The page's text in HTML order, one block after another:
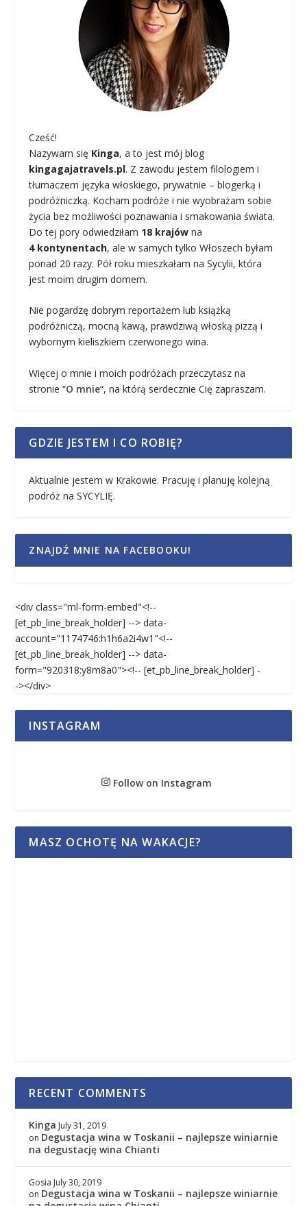
Cześć!
Nazywam się Kinga, a to jest mój blog
kingagajatravels.pl. Z zawodu jestem filologiem i
tłumaczem języka włoskiego, prywatnie – blogerką i
podróżniczką. Kocham podróże i nie wyobrażam sobie
życia bez możliwości poznawania i smakowania świata.
Do tej pory odwiedziłam 18 krajów na
4 kontynentach, ale w samych tylko Włoszech byłam
ponad 20 razy. Pół roku mieszkałam na Sycylii, która
jest moim drugim domem.
Nie pogardzę dobrym reportażem lub książką
podróżniczą, mocną kawą, prawdziwą włoską pizzą i
wybornym kieliszkiem czerwonego wina.
Więcej o mnie i moich podróżach przeczytasz na
stronie “O mnie“, na którą serdecznie Cię zapraszam.
GDZIE JESTEM I CO ROBIĘ?
Aktualnie jestem w Krakowie. Pracuję i planuję kolejną
podróż na SYCYLIĘ.
ZNAJDŹ MNIE NA FACEBOOKU!
<div class="ml-form-embed"<!--
[et_pb_line_break_holder] --> data-
account="1174746:h1h6a2i4w1"<!--
[et_pb_line_break_holder] --> data-
form="920318:y8m8a0"><!-- [et_pb_line_break_holder] -
-></div>
INSTAGRAM
Follow on Instagram
MASZ OCHOTĘ NA WAKACJE?
RECENT COMMENTS
Kinga July 31, 2019
on Degustacja wina w Toskanii – najlepsze winiarnie
na degustację wina Chianti
Gosia July 30, 2019
on Degustacja wina w Toskanii – najlepsze winiarnie